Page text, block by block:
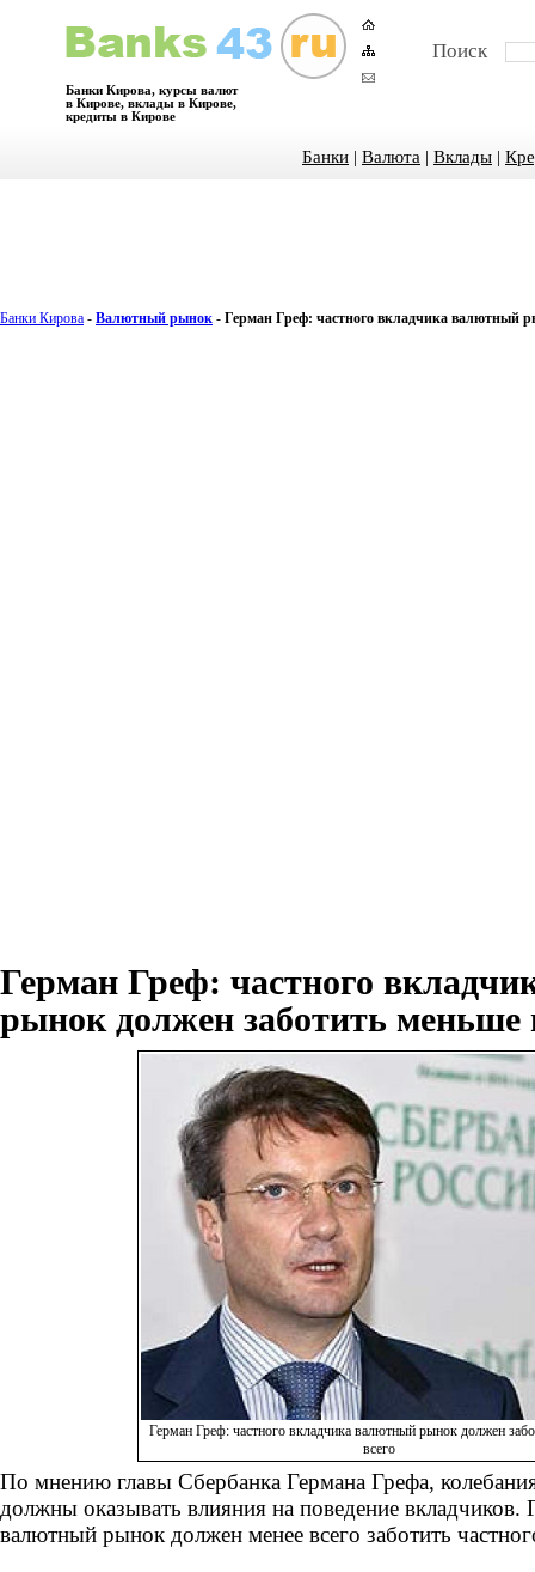
Банки Кирова, курсы валют
в Кирове, вклады в Кирове,
кредиты в Кирове
Поиск
Банки | Валюта | Вклады |
Банки Кирова - Валютный рынок - Герман Греф: частного вкладчика валютный
Герман Греф: частного
рынок должен заботить меньше
Герман Греф: частного вкладчика валютный рынок должен
всего
По мнению главы Сбербанка Германа Грефа,
должны оказывать влияния на поведение вкладчиков.
валютный рынок должен менее всего заботить